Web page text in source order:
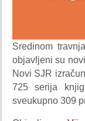
Sredinom
objavljeni su
Novi SJR
725 serija
sveukupno 309